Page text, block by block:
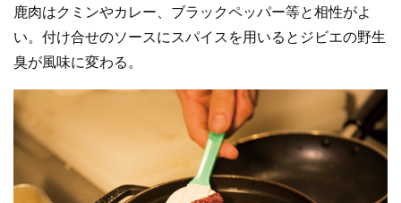
鹿肉はクミンやカレー、ブラックペッパー等と相性がよ
い。付け合せのソースにスパイスを用いるとジビエの野生
臭が風味に変わる。